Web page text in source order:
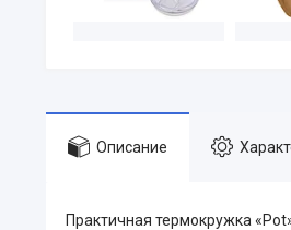
Описание
Практичная термокружка